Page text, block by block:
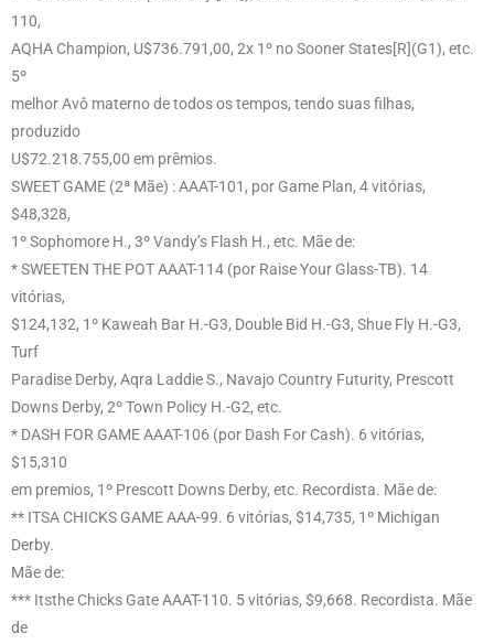
110,
AQHA Champion, U$736.791,00, 2x 1º no Sooner States[R](G1), etc.
5º
melhor Avô materno de todos os tempos, tendo suas filhas,
produzido
U$72.218.755,00 em prêmios.
SWEET GAME (2ª Mãe) : AAAT-101, por Game Plan, 4 vitórias,
$48,328,
1º Sophomore H., 3º Vandy’s Flash H., etc. Mãe de:
* SWEETEN THE POT AAAT-114 (por Raise Your Glass-TB). 14
vitórias,
$124,132, 1º Kaweah Bar H.-G3, Double Bid H.-G3, Shue Fly H.-G3,
Turf
Paradise Derby, Aqra Laddie S., Navajo Country Futurity, Prescott
Downs Derby, 2º Town Policy H.-G2, etc.
* DASH FOR GAME AAAT-106 (por Dash For Cash). 6 vitórias,
$15,310
em premios, 1º Prescott Downs Derby, etc. Recordista. Mãe de:
** ITSA CHICKS GAME AAA-99. 6 vitórias, $14,735, 1º Michigan
Derby.
Mãe de:
*** Itsthe Chicks Gate AAAT-110. 5 vitórias, $9,668. Recordista. Mãe
de